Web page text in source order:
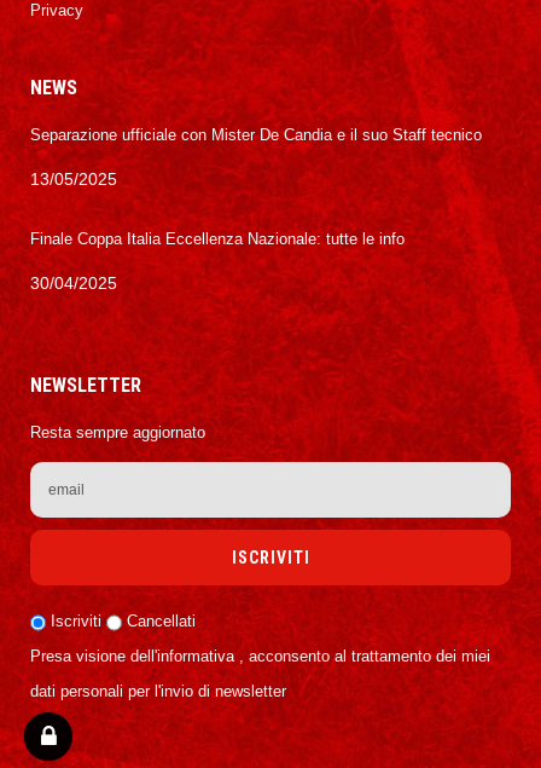
Privacy
NEWS
Separazione ufficiale con Mister De Candia e il suo Staff tecnico
13/05/2025
Finale Coppa Italia Eccellenza Nazionale: tutte le info
30/04/2025
NEWSLETTER
Resta sempre aggiornato
Iscriviti
Cancellati
Presa visione dell'informativa , acconsento al trattamento dei miei
dati personali per l'invio di newsletter